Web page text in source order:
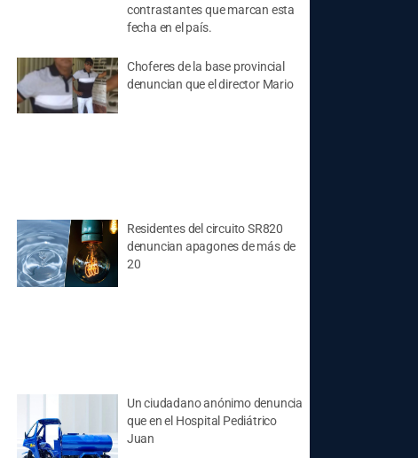
contrastantes que marcan esta
fecha en el país.
Choferes de la base provincial
denuncian que el director Mario
Residentes del circuito SR820
denuncian apagones de más de
20
Un ciudadano anónimo denuncia
que en el Hospital Pediátrico
Juan